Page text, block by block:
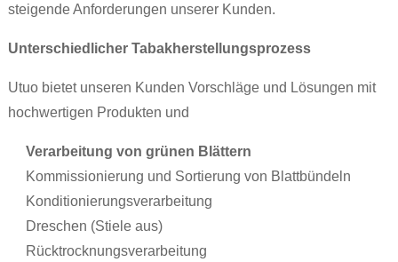
steigende Anforderungen unserer Kunden.
Unterschiedlicher Tabakherstellungsprozess
Utuo bietet unseren Kunden Vorschläge und Lösungen mit
hochwertigen Produkten und
Verarbeitung von grünen Blättern
Kommissionierung und Sortierung von Blattbündeln
Konditionierungsverarbeitung
Dreschen (Stiele aus)
Rücktrocknungsverarbeitung